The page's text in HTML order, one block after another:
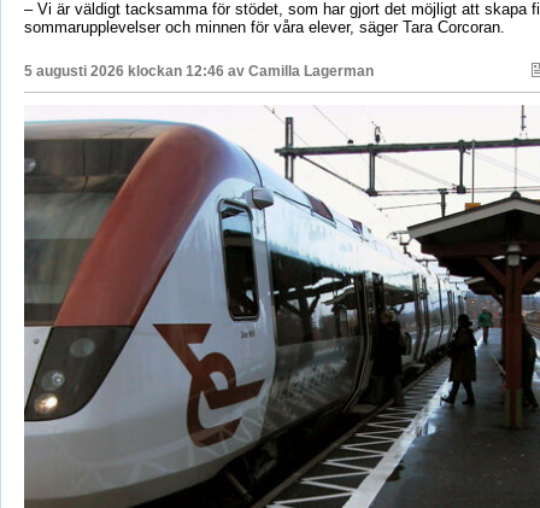
– Vi är väldigt tacksamma för stödet, som har gjort det möjligt att skapa
sommarupplevelser och minnen för våra elever, säger Tara Corcoran.
5 augusti 2026 klockan 12:46 av Camilla Lagerman